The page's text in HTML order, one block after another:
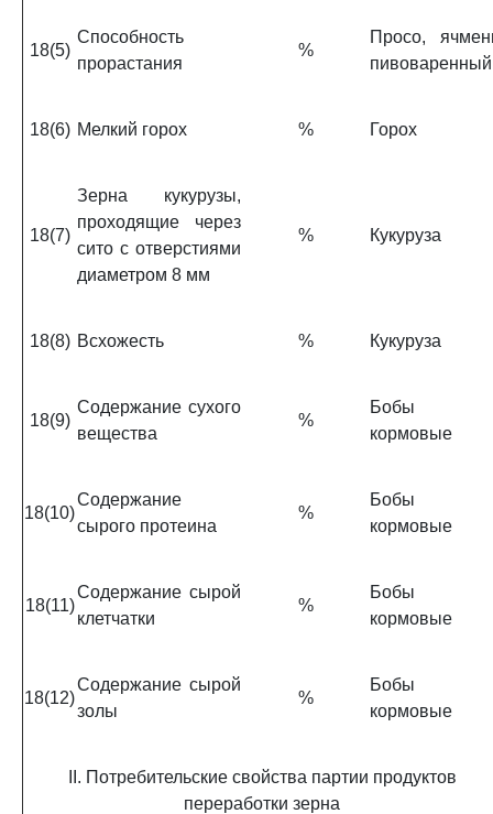
18(5)
Способность
прорастания
%
Просо,
пивоваренный
18(6) Мелкий горох % Горох
18(7)
Зерна кукурузы,
проходящие через
сито с отверстиями
диаметром 8 мм
% Кукуруза
18(8) Всхожесть % Кукуруза
18(9)
Содержание сухого
вещества
%
Бобы
кормовые
18(10)
Содержание
сырого протеина
%
Бобы
кормовые
18(11)
Содержание сырой
клетчатки
%
Бобы
кормовые
18(12)
Содержание сырой
золы
%
Бобы
кормовые
II. Потребительские свойства партии продуктов
переработки зерна